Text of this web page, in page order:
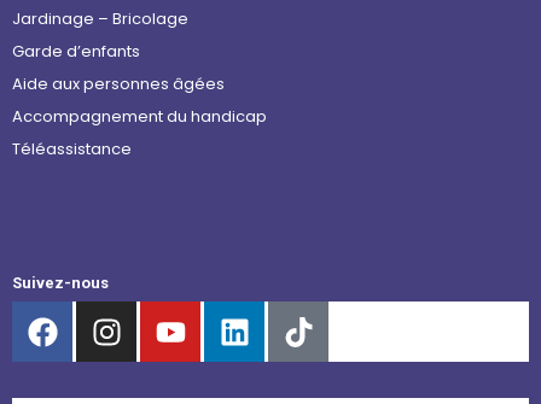
Jardinage – Bricolage
Garde d’enfants
Aide aux personnes âgées
Accompagnement du handicap
Téléassistance
Suivez-nous